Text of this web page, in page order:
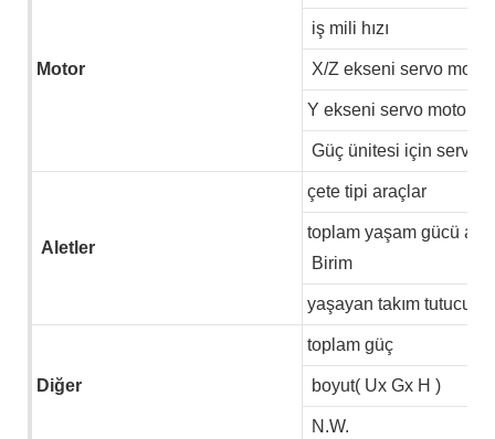
Motor
iş mili hızı
X/Z ekseni servo
Y ekseni servo motoru
Güç ünitesi için servo
Aletler
çete tipi araçlar
toplam yaşam gücü
Birim
yaşayan takım tutucu
Diğer
toplam güç
boyut( Ux Gx H )
N.W.